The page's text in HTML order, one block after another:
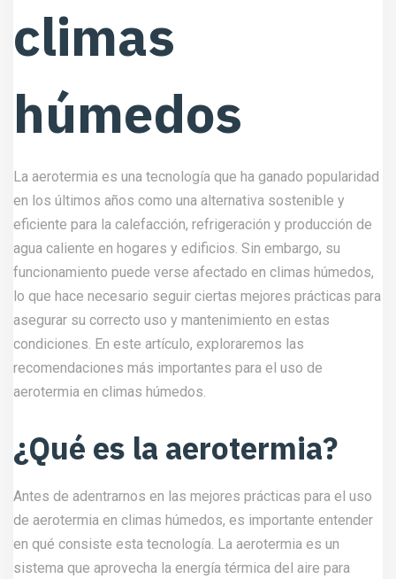
climas
húmedos
La aerotermia es una tecnología que ha ganado popularidad
en los últimos años como una alternativa sostenible y
eficiente para la calefacción, refrigeración y producción de
agua caliente en hogares y edificios. Sin embargo, su
funcionamiento puede verse afectado en climas húmedos,
lo que hace necesario seguir ciertas mejores prácticas para
asegurar su correcto uso y mantenimiento en estas
condiciones. En este artículo, exploraremos las
recomendaciones más importantes para el uso de
aerotermia en climas húmedos.
¿Qué es la aerotermia?
Antes de adentrarnos en las mejores prácticas para el uso
de aerotermia en climas húmedos, es importante entender
en qué consiste esta tecnología. La aerotermia es un
sistema que aprovecha la energía térmica del aire para